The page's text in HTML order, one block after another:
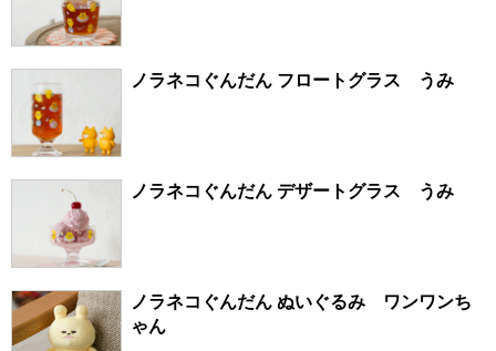
ノラネコぐんだん フロートグラス うみ
ノラネコぐんだん デザートグラス うみ
ノラネコぐんだん ぬいぐるみ ワンワンち
ゃん